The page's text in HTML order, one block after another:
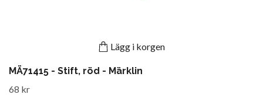
Lägg i korgen
MÄ71415 - Stift, röd - Märklin
68 kr